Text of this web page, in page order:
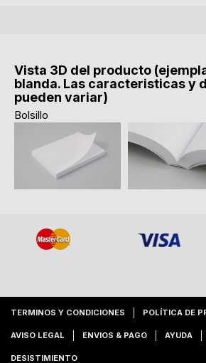
Vista 3D del producto
blanda. Las caracteristicas y
pueden variar)
Bolsillo
TERMINOS Y CONDICIONES POLÍTICA DE
AVISO LEGAL ENVIOS & PAGO AYUDA
DESISTIMIENTO